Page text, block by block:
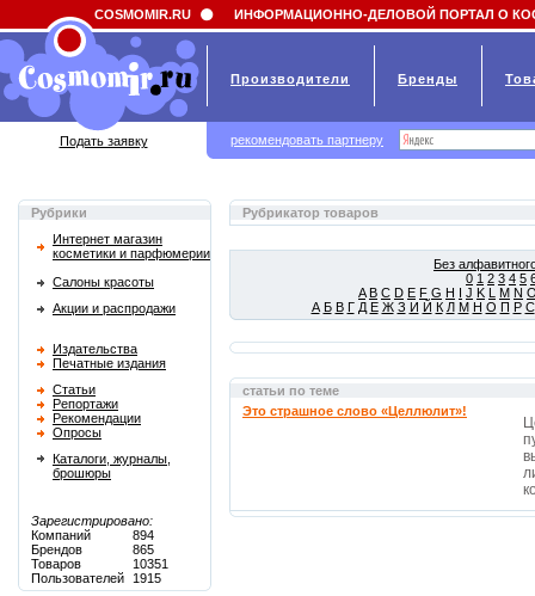
Field 'news_title' doesn't have a default value
Рубрики
Интернет магазин
косметики и парфюмерии
Салоны красоты
Акции и распродажи
Издательства
Печатные издания
Статьи
Репортажи
Рекомендации
Опросы
Каталоги, журналы,
брошюры
Зарегистрировано:
Компаний
894
Брендов
865
Товаров
10351
Пользователей
1915
Рубрикатор товаров
Без
0 1 2 3 4 5
A B C D E F G H I J K L M N
А Б В Г Д Е Ж З И Й К Л М Н О П Р С
статьи по теме
Это страшное слово «Целлюлит»!
COSMOMIR.RU ИНФОРМАЦИОННО-ДЕЛОВОЙ ПОРТАЛ О
Производители Бренды
Подать заявку рекомендовать партнеру